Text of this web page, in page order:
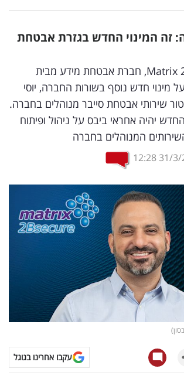
זה המינוי החדש בגזרת אבטחת
חברת Matrix 2BSecure, חברת אבטחת מידע מבית
מינוי חדש נוסף בשורות החברה, יוסי
שירותי אבטחת סייבר מנוהלים בחברה.
יהיה אחראי ביבס על ניהול ופיתוח
המנוהלים בחברה
31/3/
12:28
עקבו אחרינו בגוגל